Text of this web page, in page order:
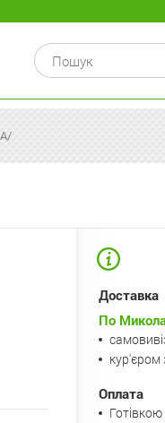
Доставка
По
кур'єром
Оплата
Готівкою